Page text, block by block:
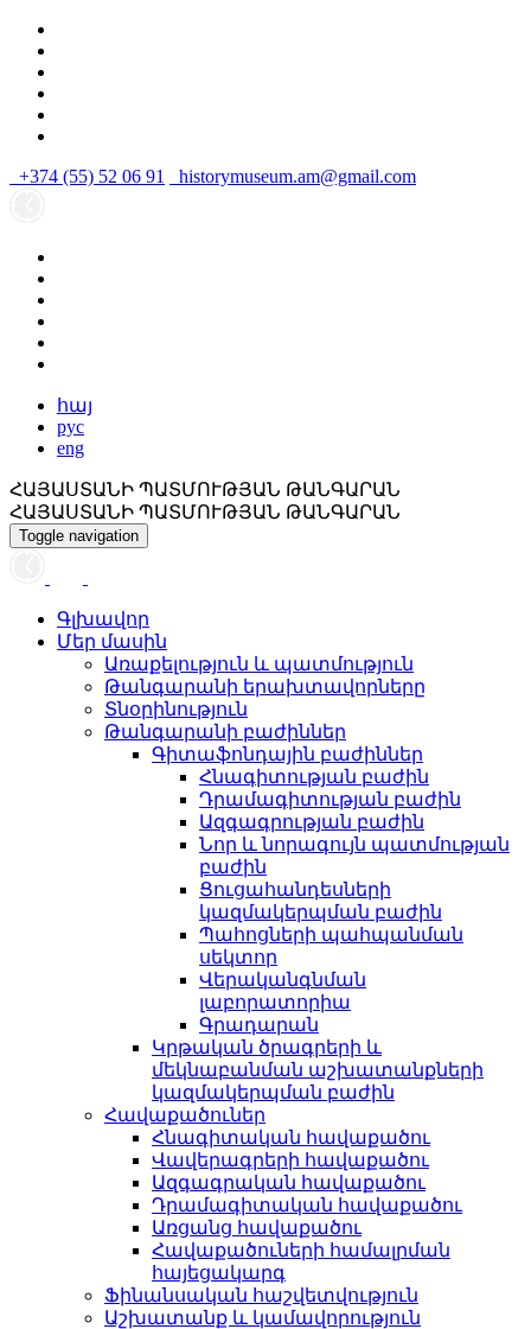
+374 (55) 52 06 91 historymuseum.am@gmail.com
հայ
рус
eng
ՀԱՅԱՍՏԱՆԻ ՊԱՏՄՈՒԹՅԱՆ ԹԱՆԳԱՐԱՆ
ՀԱՅԱՍՏԱՆԻ ՊԱՏՄՈՒԹՅԱՆ ԹԱՆԳԱՐԱՆ
Toggle navigation
Գլխավոր
Մեր մասին
Առաքելություն և պատմություն
Թանգարանի երախտավորները
Տնօրինություն
Թանգարանի բաժիններ
Գիտաֆոնդային բաժիններ
Հնագիտության բաժին
Դրամագիտության բաժին
Ազգագրության բաժին
Նոր և նորագույն պատմության
բաժին
Ցուցահանդեսների
կազմակերպման բաժին
Պահոցների պահպանման
սեկտոր
Վերականգնման
լաբորատորիա
Գրադարան
Կրթական ծրագրերի և
մեկնաբանման աշխատանքների
կազմակերպման բաժին
Հավաքածուներ
Հնագիտական հավաքածու
Վավերագրերի հավաքածու
Ազգագրական հավաքածու
Դրամագիտական հավաքածու
Առցանց հավաքածու
Հավաքածուների համալրման
հայեցակարգ
Ֆինանսական հաշվետվություն
Աշխատանք և կամավորություն